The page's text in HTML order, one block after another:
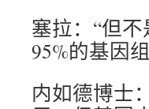
塞拉：“但
95%的基因
内如德博士